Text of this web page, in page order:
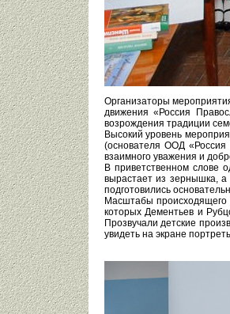
Организаторы
движения «Россия
возрождения традиции
Высокий уровень
(основателя ООД
взаимного уважения и
В приветственном слове
вырастает из зернышка,
подготовились
Масштабы происходящего
которых Дементьев и
Прозвучали детские
увидеть на экране